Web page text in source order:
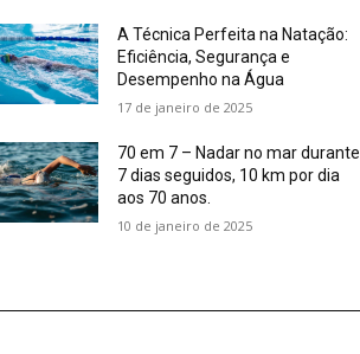
A Técnica Perfeita na Natação:
Eficiência, Segurança e
Desempenho na Água
17 de janeiro de 2025
70 em 7 – Nadar no mar durante
7 dias seguidos, 10 km por dia
aos 70 anos.
10 de janeiro de 2025